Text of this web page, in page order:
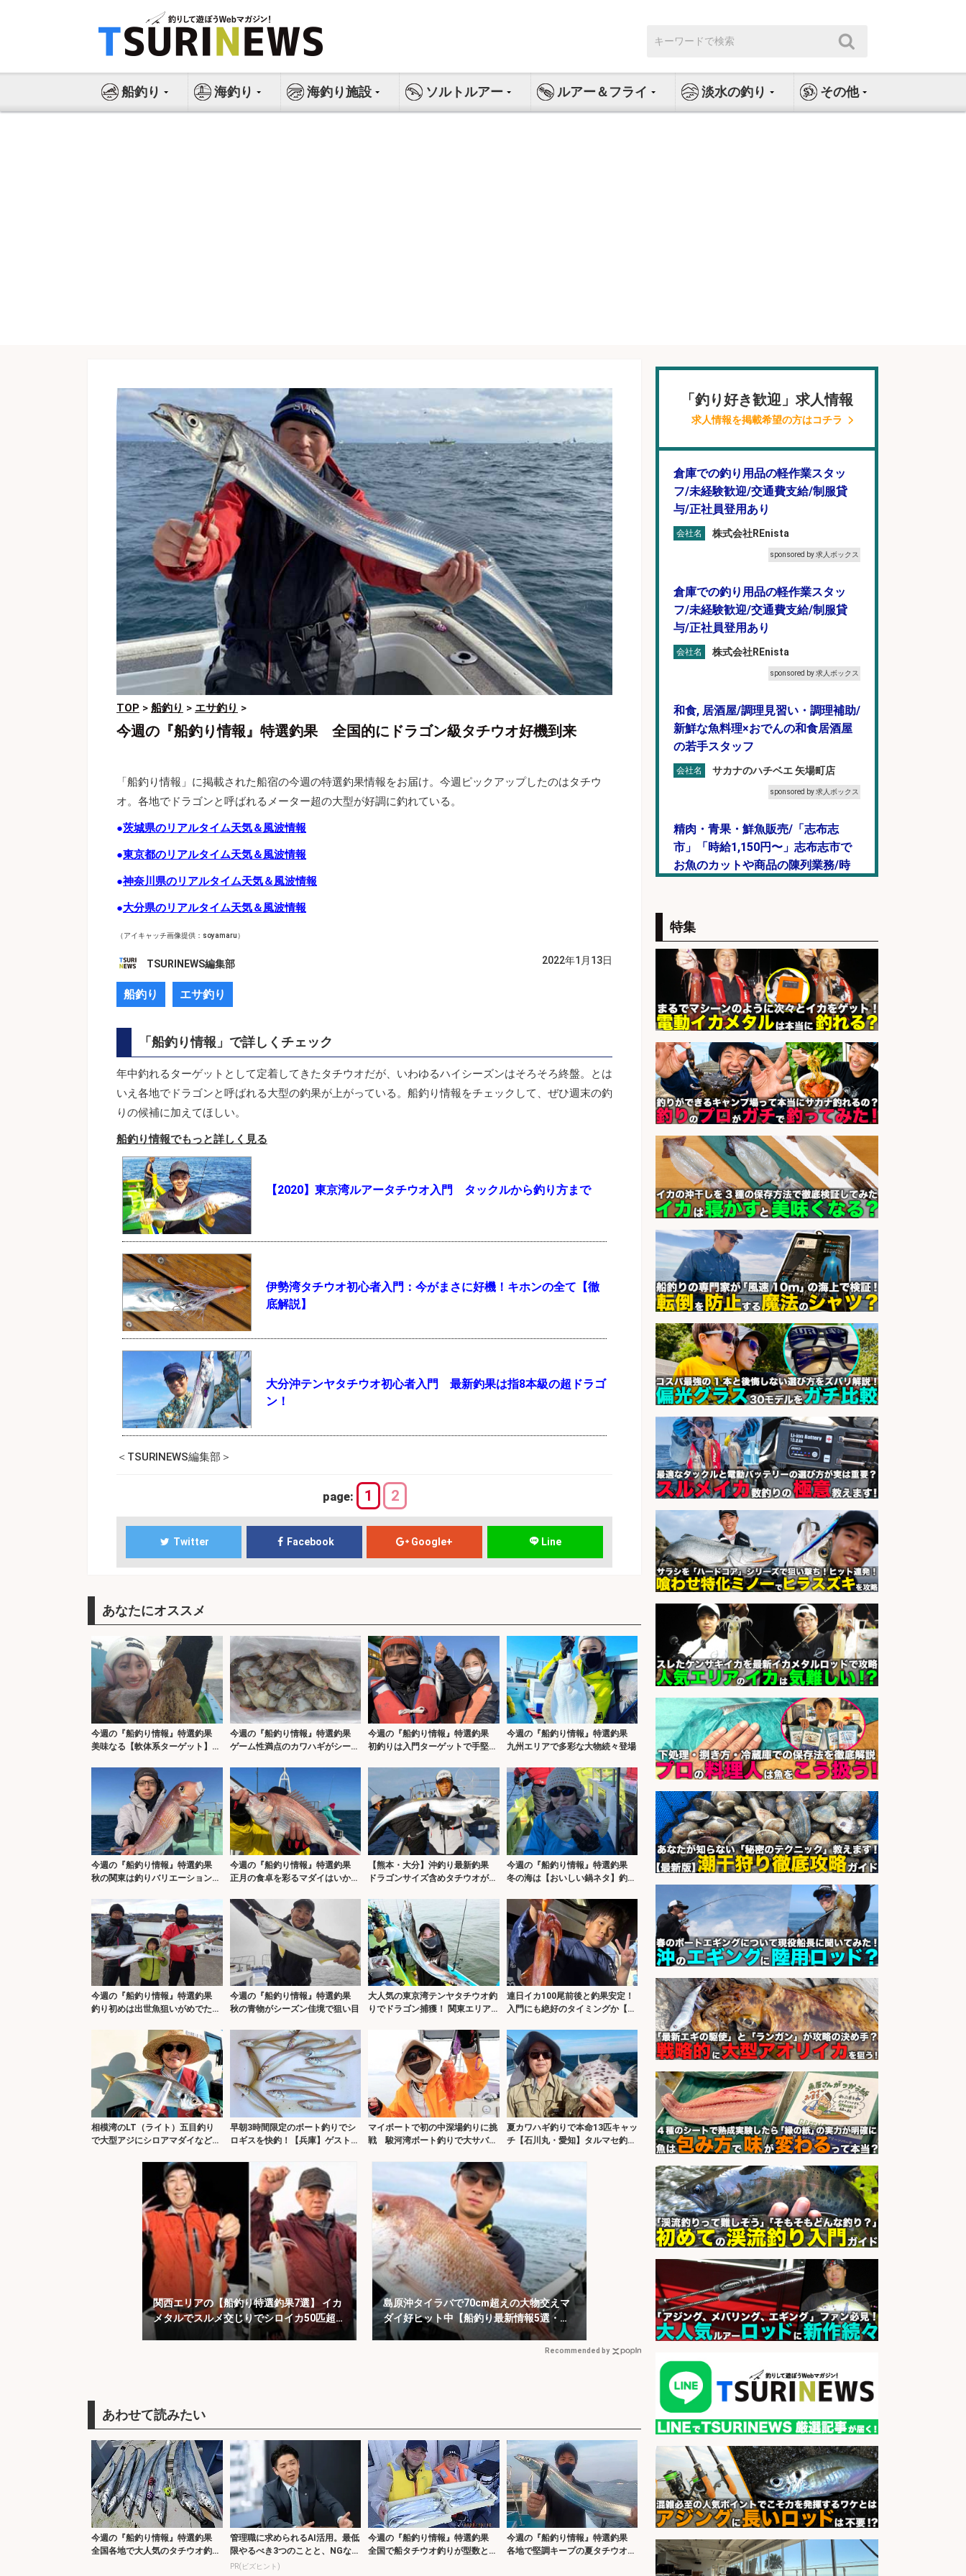
ス
索:
船釣り 海釣り 海釣り施設 ソルトルアー ルアー＆フライ 淡水の釣り その他
TOP > 船釣り > エサ釣り >
今週の『船釣り情報』特選釣果 全国的にドラゴン級タチウオ好機到来
「船釣り情報」に掲載された船宿の今週の特選釣果情報をお届け。今週ピックアップしたのはタチウ
オ。各地でドラゴンと呼ばれるメーター超の大型が好調に釣れている。
●茨城県のリアルタイム天気＆風波情報
●東京都のリアルタイム天気＆風波情報
●神奈川県のリアルタイム天気＆風波情報
●大分県のリアルタイム天気＆風波情報
（アイキャッチ画像提供：soyamaru）
TSURINEWS編集部 2022年1月13日
船釣り エサ釣り
「船釣り情報」で詳しくチェック
年中釣れるターゲットとして定着してきたタチウオだが、いわゆるハイシーズンはそろそろ終盤。とは
いえ各地でドラゴンと呼ばれる大型の釣果が上がっている。船釣り情報をチェックして、ぜひ週末の釣
りの候補に加えてほしい。
船釣り情報でもっと詳しく見る
【2020】東京湾ルアータチウオ入門 タックルから釣り方まで
伊勢湾タチウオ初心者入門：今がまさに好機！キホンの全て【徹
底解説】
大分沖テンヤタチウオ初心者入門 最新釣果は指8本級の超ドラゴ
ン！
＜TSURINEWS編集部＞
page: 1 2
Twitter Facebook Google+ Line
あなたにオススメ
今週の『船釣り情報』特選釣果
美味なる【軟体系ターゲット】が
今週の『船釣り情報』特選釣果
ゲーム性満点のカワハギがシーズ
今週の『船釣り情報』特選釣果
初釣りは入門ターゲットで手堅く
今週の『船釣り情報』特選釣果
九州エリアで多彩な大物続々登場
今週の『船釣り情報』特選釣果
秋の関東は釣りバリエーション豊
今週の『船釣り情報』特選釣果
正月の食卓を彩るマダイはいか
【熊本・大分】沖釣り最新釣果
ドラゴンサイズ含めタチウオが大
今週の『船釣り情報』特選釣果
冬の海は【おいしい鍋ネタ】釣り
今週の『船釣り情報』特選釣果
釣り初めは出世魚狙いがめでた
今週の『船釣り情報』特選釣果
秋の青物がシーズン佳境で狙い目
大人気の東京湾テンヤタチウオ釣
りでドラゴン捕獲！ 関東エリア
連日イカ100尾前後と釣果安定！
入門にも絶好のタイミングか【夜
相模湾のLT（ライト）五目釣り
で大型アジにシロアマダイなど多
早朝3時間限定のボート釣りでシ
ロギスを快釣！【兵庫】ゲスト交
マイボートで初の中深場釣りに挑
戦 駿河湾ボート釣りで大サバ＆
夏カワハギ釣りで本命13匹キャッ
チ【石川丸・愛知】タルマセ釣り
関西エリアの【船釣り特選釣果7選】 イカ
メタルでスルメ交じりでシロイカ50匹超
島原沖タイラバで70cm超えの大物交えマ
ダイ好ヒット中【船釣り最新情報5選・大
分／熊本】
Recommended by
今週の『船釣り情報』特選釣果
全国各地で大人気のタチウオ釣り
管理職に求められるAI活用。最低
限やるべき3つのことと、NGな自
己認識
PR(ビズヒント)
今週の『船釣り情報』特選釣果
全国で船タチウオ釣りが型数とも
今週の『船釣り情報』特選釣果
各地で堅調キープの夏タチウオに
「釣り好き歓迎」求人情報
求人情報を掲載希望の方はコチラ
倉庫での釣り用品の軽作業スタッ
フ/未経験歓迎/交通費支給/制服貸
与/正社員登用あり
会社名 株式会社REnista
sponsored by 求人ボックス
倉庫での釣り用品の軽作業スタッ
フ/未経験歓迎/交通費支給/制服貸
与/正社員登用あり
会社名 株式会社REnista
sponsored by 求人ボックス
和食, 居酒屋/調理見習い・調理補助/
新鮮な魚料理×おでんの和食居酒屋
の若手スタッフ
会社名 サカナのハチベエ 矢場町店
sponsored by 求人ボックス
精肉・青果・鮮魚販売/「志布志
市」「時給1,150円〜」志布志市で
お魚のカットや商品の陳列業務/時
会社名
レジ打ち/日払いOK/おさかなの三枚
おろし/新潟県/小千谷市
会社名 株式会社G&G
sponsored by 求人ボックス
釣り具のかんたん軽作業/高収入/交
通費支給/制服貸与/正社員登用あり
会社名 株式会社REnista
sponsored by 求人ボックス
日払いOKで即日収入/製造スタッフ/
「広島市佐伯区」お魚のパック詰め
や品出し業務/広島市佐伯区内/「時
給1,200円」日払い可/残業少なめ×
週4日〜OK×車通勤OK
会社名 株式会社ホットスタッフ五日市
sponsored by 求人ボックス
精肉・青果・鮮魚販売/「志布志
市」「時給1,150円〜」志布志市内
でお魚のカットや商品の陳列スタッ
フ/車通勤OK×時間選べる×未経験歓
会社名 株式会社ホットスタッフ鹿児島
sponsored by 求人ボックス
精肉・青果・鮮魚販売/「志布志
市」「時給1,150円〜」志布志市周
辺でお魚のカットや商品の陳列スタ
ッフ/未経験歓迎×残業少なめ×車通
勤OK/鹿児島県/志布志市
会社名 株式会社ホットスタッフ鹿児島
sponsored by 求人ボックス
和食, 居酒屋/キッチンスタッフ/天草
の魚と馬刺しの店 キッチンスタッフ
正社員募集
会社名
天草の魚と馬刺しの店 魚粋 天草
の魚と馬刺しの店 魚粋
sponsored by 求人ボックス
さらに求人情報を見る
特集